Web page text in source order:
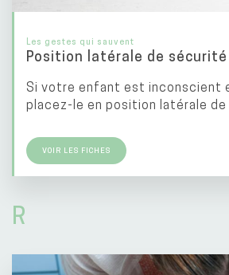
Les gestes qui sauvent
Position latérale de sécurité
Si votre enfant est inconscient
placez-le en position latérale de
VOIR LES FICHES
R